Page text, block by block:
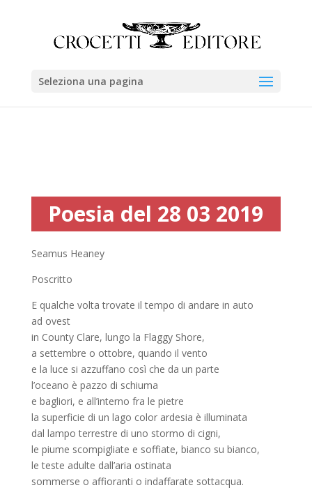
Seleziona una pagina
Poesia del 28 03 2019
Seamus Heaney
Poscritto
E qualche volta trovate il tempo di andare in auto
ad ovest
in County Clare, lungo la Flaggy Shore,
a settembre o ottobre, quando il vento
e la luce si azzuffano così che da un parte
l’oceano è pazzo di schiuma
e bagliori, e all’interno fra le pietre
la superficie di un lago color ardesia è illuminata
dal lampo terrestre di uno stormo di cigni,
le piume scompigliate e soffiate, bianco su bianco,
le teste adulte dall’aria ostinata
sommerse o affioranti o indaffarate sottacqua.